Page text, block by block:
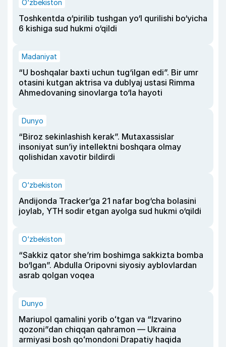
O‘zbekiston
Toshkentda o‘pirilib tushgan yo‘l qurilishi bo‘yicha
6 kishiga sud hukmi o‘qildi
Madaniyat
“U boshqalar baxti uchun tug‘ilgan edi”. Bir umr
otasini kutgan aktrisa va dublyaj ustasi Rimma
Ahmedovaning sinovlarga to‘la hayoti
Dunyo
“Biroz sekinlashish kerak”. Mutaxassislar
insoniyat sun’iy intellektni boshqara olmay
qolishidan xavotir bildirdi
O‘zbekiston
Andijonda Tracker’ga 21 nafar bog‘cha bolasini
joylab, YTH sodir etgan ayolga sud hukmi o‘qildi
O‘zbekiston
“Sakkiz qator she’rim boshimga sakkizta bomba
bo‘lgan”. Abdulla Oripovni siyosiy ayblovlardan
asrab qolgan voqea
Dunyo
Mariupol qamalini yorib oʻtgan va “Izvarino
qozoni”dan chiqqan qahramon — Ukraina
armiyasi bosh qoʻmondoni Drapatiy haqida